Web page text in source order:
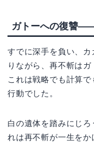
ガトーへの復讐
すでに深手を負い、
りながら、再不斬はガ
これは戦略でも計算
行動でした。
白の遺体を踏みにじ
れは再不斬が一生をか